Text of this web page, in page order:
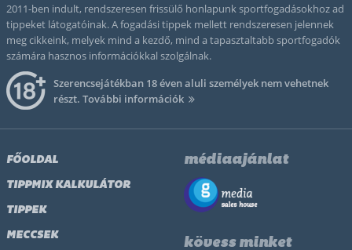
2011-ben indult, rendszeresen frissülő honlapunk sportfogadásokhoz ad
tippeket látogatóinak. A fogadási tippek mellett rendszeresen jelennek
meg cikkeink, melyek mind a kezdő, mind a tapasztaltabb sportfogadók
számára hasznos információkkal szolgálnak.
Szerencsejátékban 18 éven aluli személyek nem vehetnek
részt. További információk
FŐOLDAL
TIPPMIX KALKULÁTOR
TIPPEK
MECCSEK
médiaajánlat
kövess minket